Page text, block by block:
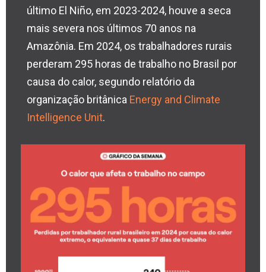
último El Niño, em 2023-2024, houve a seca
mais severa nos últimos 70 anos na
Amazônia. Em 2024, os trabalhadores rurais
perderam 295 horas de trabalho no Brasil por
causa do calor, segundo relatório da
organização britânica Energy and Climate
Intelligence Unit.